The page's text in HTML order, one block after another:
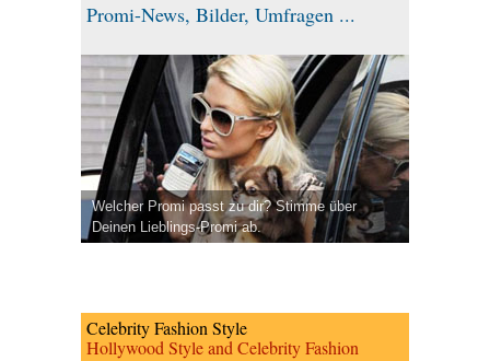
Promi-News, Bilder, Umfragen ...
Welcher Promi passt zu dir? Stimme über
Deinen Lieblings-Promi ab.
Celebrity Fashion Style
Hollywood Style and Celebrity Fashion